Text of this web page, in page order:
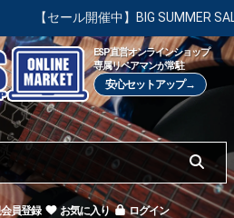
催中】BIG SUMMER SALE | 対象の商
ESP直営オンラインショップ
専属リペアマンが常駐
安心セットアップ→
員登録 お気に入り ログイン